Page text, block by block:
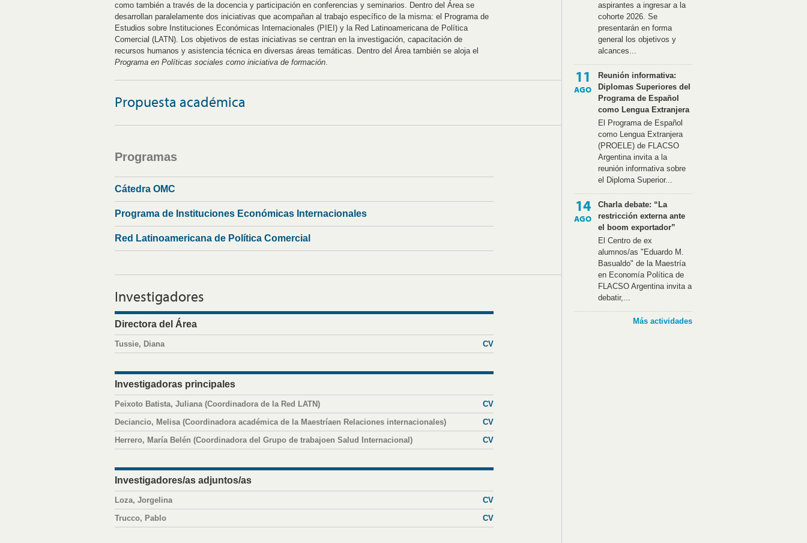
como también a través de la docencia y participación en conferencias y seminarios. Dentro del Área se
desarrollan paralelamente dos iniciativas que acompañan al trabajo específico de la misma: el Programa de
Estudios sobre Instituciones Económicas Internacionales (PIEI) y la Red Latinoamericana de Política
Comercial (LATN). Los objetivos de estas iniciativas se centran en la investigación, capacitación de
recursos humanos y asistencia técnica en diversas áreas temáticas. Dentro del Área también se aloja el
Programa en Políticas sociales como iniciativa de formación
Propuesta académica
Programas
Cátedra OMC
Programa de Instituciones Económicas Internacionales
Red Latinoamericana de Política Comercial
Investigadores
Directora del Área
Tussie, Diana CV
Investigadoras principales
Peixoto Batista, Juliana (Coordinadora de la Red LATN)
CV
Deciancio, Melisa (Coordinadora académica de la Maestríaen Relaciones internacionales)
CV
Herrero, María Belén (Coordinadora del Grupo de trabajoen Salud Internacional)
CV
Investigadores/as adjuntos/as
Loza, Jorgelina
CV
Trucco, Pablo
CV
aspirantes a ingresar a la
cohorte 2026. Se
presentarán en forma
general los objetivos y
alcances...
11
AGO
Reunión informativa:
Diplomas Superiores del
Programa de Español
como Lengua Extranjera
El Programa de Español
como Lengua Extranjera
(PROELE) de FLACSO
Argentina invita a la
reunión informativa sobre
el Diploma Superior...
14
AGO
Charla debate: “La
restricción externa ante
el boom exportador”
El Centro de ex
alumnos/as "Eduardo M.
Basualdo" de la Maestría
en Economía Política de
FLACSO Argentina invita a
debatir,...
Más actividades